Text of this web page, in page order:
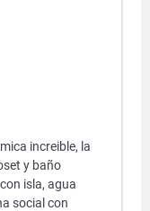
increible, la
y baño
isla, agua
social con